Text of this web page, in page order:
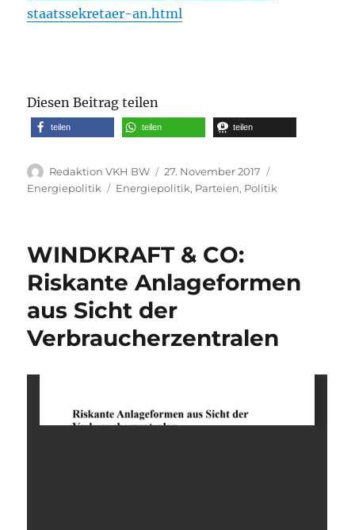
staatssekretaer-an.html
Diesen Beitrag teilen
teilen teilen teilen
Autor
Redaktion VKH BW
Veröffentlicht
am
27. November 2017
Energiepolitik
Schlagwörter
Energiepolitik, Parteien, Politik
WINDKRAFT & CO:
Riskante Anlageformen
aus Sicht der
Verbraucherzentralen